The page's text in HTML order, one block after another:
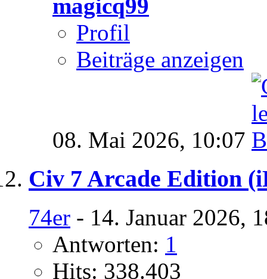
magicq99
Profil
Beiträge anzeigen
08. Mai 2026, 10:07
Civ 7 Arcade Edition
74er - 14. Januar 2026,
Antworten: 1
Hits: 338.403